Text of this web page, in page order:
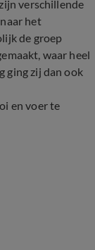
verschillende
het
de groep
waar heel
ging zij dan ook
en voer te